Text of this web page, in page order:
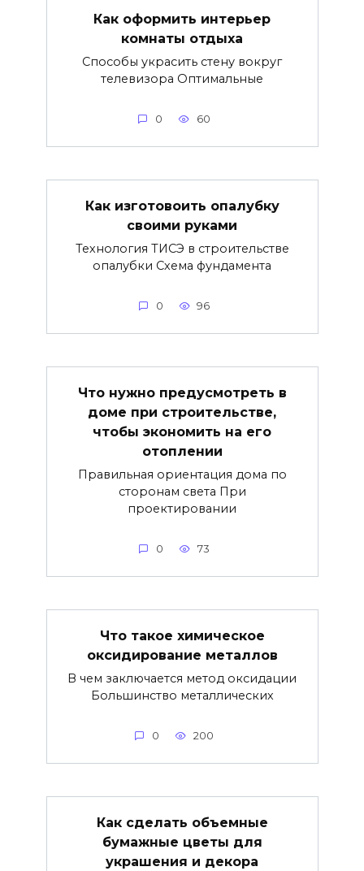
Как оформить интерьер
комнаты отдыха
Способы украсить стену вокруг
телевизора Оптимальные
0 60
Как изготовоить опалубку
своими руками
Технология ТИСЭ в строительстве
опалубки Схема фундамента
0 96
Что нужно предусмотреть в
доме при строительстве,
чтобы экономить на его
отоплении
Правильная ориентация дома по
сторонам света При
проектировании
0 73
Что такое химическое
оксидирование металлов
В чем заключается метод оксидации
Большинство металлических
0 200
Как сделать объемные
бумажные цветы для
украшения и декора